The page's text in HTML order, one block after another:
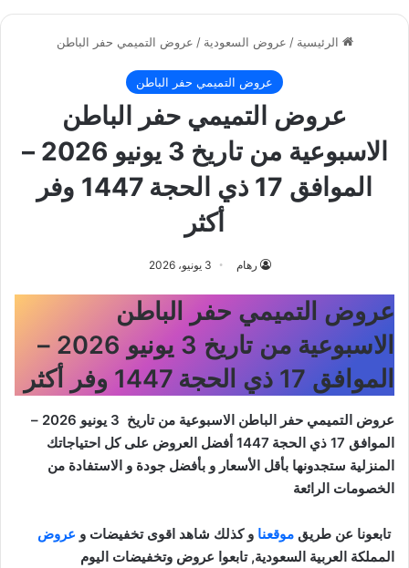
الرئيسية / عروض السعودية / عروض التميمي حفر الباطن
عروض التميمي حفر الباطن
عروض التميمي حفر الباطن
الاسبوعية من تاريخ 3 يونيو 2026 –
الموافق 17 ذي الحجة 1447 وفر
أكثر
رهام 3 يونيو، 2026
عروض التميمي حفر الباطن
الاسبوعية من تاريخ 3 يونيو 2026 –
الموافق 17 ذي الحجة 1447 وفر أكثر
عروض التميمي حفر الباطن الاسبوعية من تاريخ 3 يونيو 2026 –
الموافق 17 ذي الحجة 1447
أفضل العروض على كل احتياجاتك
المنزلية ستجدونها بأقل الأسعار و بأفضل جودة و الاستفادة من
الخصومات الرائعة
تابعونا عن طريق موقعنا و كذلك شاهد اقوى تخفيضات و عروض
المملكة العربية السعودية, تابعوا عروض وتخفيضات اليوم